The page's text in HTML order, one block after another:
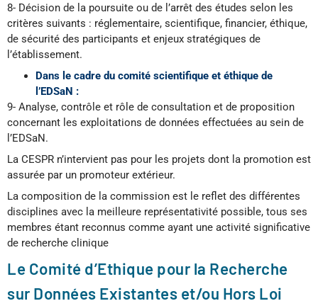
8- Décision de la poursuite ou de l’arrêt des études selon les
critères suivants : réglementaire, scientifique, financier, éthique,
de sécurité des participants et enjeux stratégiques de
l’établissement.
Dans le cadre du comité scientifique et éthique de
l’EDSaN :
9- Analyse, contrôle et rôle de consultation et de proposition
concernant les exploitations de données effectuées au sein de
l’EDSaN.
La CESPR n’intervient pas pour les projets dont la promotion est
assurée par un promoteur extérieur.
La composition de la commission est le reflet des différentes
disciplines avec la meilleure représentativité possible, tous ses
membres étant reconnus comme ayant une activité significative
de recherche clinique
Le Comité d’Ethique pour la Recherche
sur Données Existantes et/ou Hors Loi